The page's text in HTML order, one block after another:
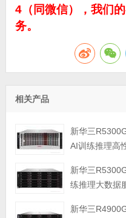
4（同微信），我们
务。
相关产品
新华三
AI训练推理高
新华三
练推理大数据
新华三